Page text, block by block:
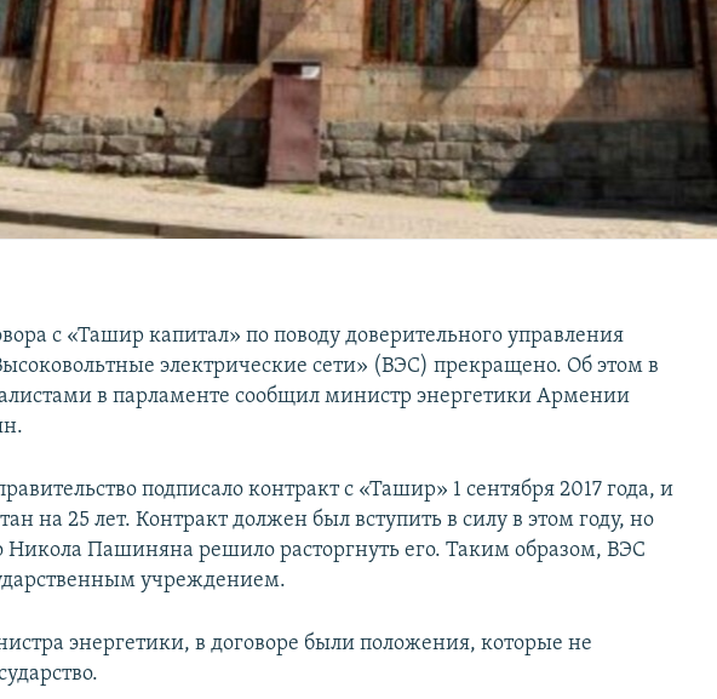
с «Ташир капитал» по поводу доверительного управления
электрические сети» (ВЭС) прекращено. Об этом в
в парламенте сообщил министр энергетики Армении
подписало контракт с «Ташир» 1 сентября 2017 года, и
на 25 лет. Контракт должен был вступить в силу в этом году, но
Никола Пашиняна решило расторгнуть его. Таким образом, ВЭС
учреждением.
энергетики, в договоре были положения, которые не